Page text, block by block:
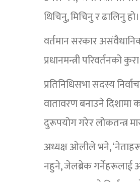
थिचिनु, मिचिनु र ढालिनु
वर्तमान सरकार
प्रधानमन्त्री परिवर्तनको
प्रतिनिधिसभा सदस्य
वातावरण बनाउने दिशामा
दुरूपयोग गरेर लोकतन्त्र
अध्यक्ष ओलीले भने,
नहुने, जेलब्रेक गर्नेहरूलाई